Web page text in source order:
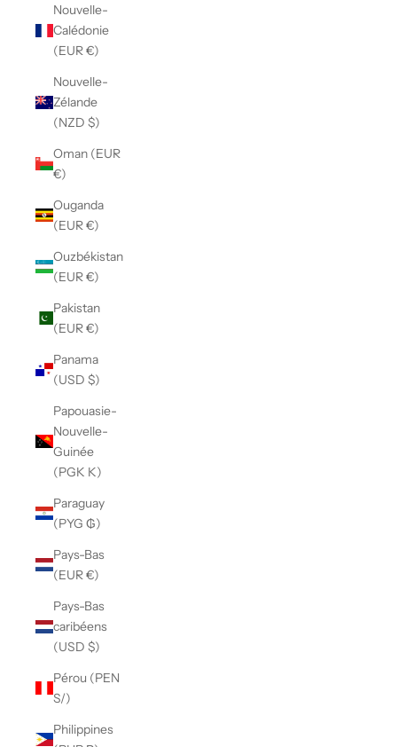
Nouvelle-
Calédonie
(EUR €)
Nouvelle-
Zélande
(NZD $)
Oman (EUR
€)
Ouganda
(EUR €)
Ouzbékistan
(EUR €)
Pakistan
(EUR €)
Panama
(USD $)
Papouasie-
Nouvelle-
Guinée
(PGK K)
Paraguay
(PYG ₲)
Pays-Bas
(EUR €)
Pays-Bas
caribéens
(USD $)
Pérou (PEN
S/)
Philippines